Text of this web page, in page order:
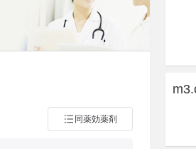
同薬効薬剤